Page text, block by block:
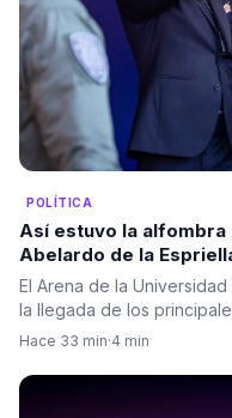
POLÍTICA
Así estuvo la
Abelardo de la
El Arena de la
la llegada de los
Hace 33 min·4 min